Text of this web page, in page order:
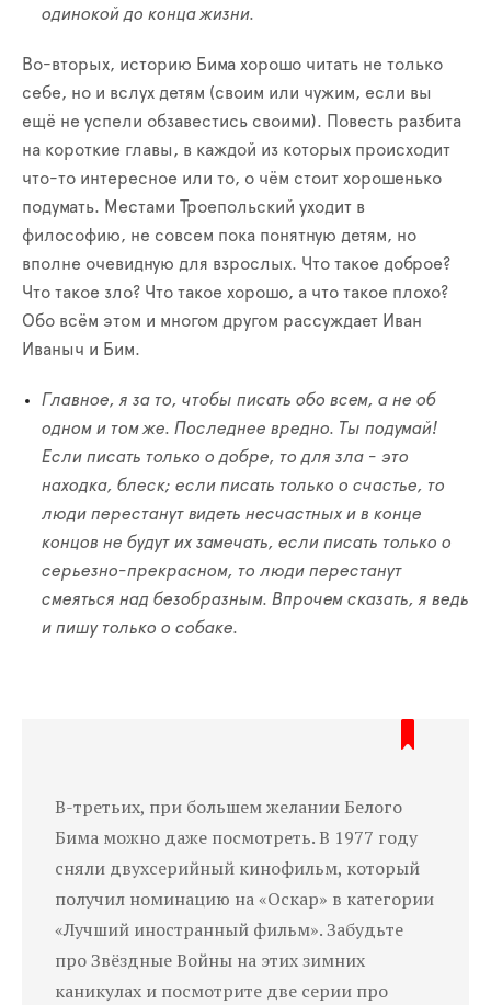
одинокой до конца жизни.
Во-вторых, историю Бима хорошо читать не только
себе, но и вслух детям (своим или чужим, если вы
ещё не успели обзавестись своими). Повесть разбита
на короткие главы, в каждой из которых происходит
что-то интересное или то, о чём стоит хорошенько
подумать. Местами Троепольский уходит в
философию, не совсем пока понятную детям, но
вполне очевидную для взрослых. Что такое доброе?
Что такое зло? Что такое хорошо, а что такое плохо?
Обо всём этом и многом другом рассуждает Иван
Иваныч и Бим.
Главное, я за то, чтобы писать обо всем, а не об
одном и том же. Последнее вредно. Ты подумай!
Если писать только о добре, то для зла - это
находка, блеск; если писать только о счастье, то
люди перестанут видеть несчастных и в конце
концов не будут их замечать, если писать только о
серьезно-прекрасном, то люди перестанут
смеяться над безобразным. Впрочем сказать, я ведь
и пишу только о собаке.
В-третьих, при большем желании Белого
Бима можно даже посмотреть. В 1977 году
сняли двухсерийный кинофильм, который
получил номинацию на «Оскар» в категории
«Лучший иностранный фильм». Забудьте
про Звёздные Войны на этих зимних
каникулах и посмотрите две серии про